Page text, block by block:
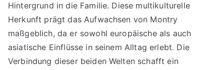
Hintergrund in die Familie. Diese multikulturelle
Herkunft prägt das Aufwachsen von Montry
maßgeblich, da er sowohl europäische als auch
asiatische Einflüsse in seinem Alltag erlebt. Die
Verbindung dieser beiden Welten schafft ein